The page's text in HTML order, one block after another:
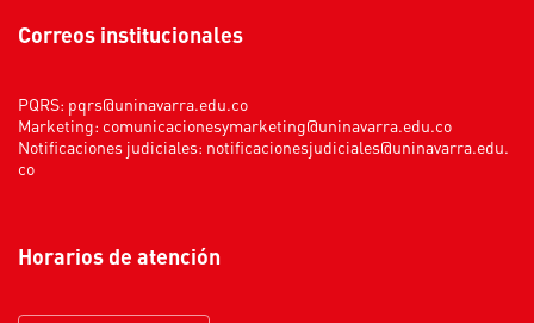
Correos institucionales
PQRS: pqrs@uninavarra.edu.co
Marketing: comunicacionesymarketing@uninavarra.edu.co
Notificaciones judiciales: notificacionesjudiciales@uninavarra.edu.
co
Horarios de atención